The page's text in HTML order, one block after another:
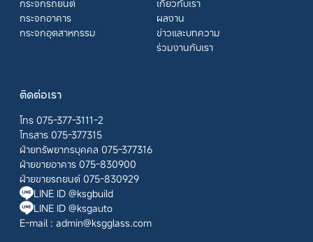
กระจกรถยนต์
กระจกอาคาร
กระจกอุตสาหกรรม
เกี่ยวกับเรา
ผลงาน
ข่าวและบทความ
ร่วมงานกับเรา
ติดต่อเรา
โทร 075-377-3111-2
โทรสาร 075-377315
ฝ่ายทรัพยากรบุคคล 075-377316
ฝ่ายขายอาคาร 075-830900
ฝ่ายขายรถยนต์ 075-830929
LINE ID @ksgbuild
LINE ID @ksgauto
E-mail : admin@ksgglass.com